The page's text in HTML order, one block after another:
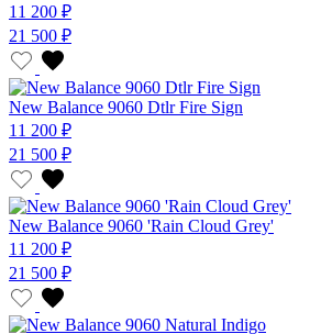
11 200 ₽
21 500 ₽
New Balance 9060 Dtlr Fire Sign
11 200 ₽
21 500 ₽
New Balance 9060 'Rain Cloud Grey'
11 200 ₽
21 500 ₽